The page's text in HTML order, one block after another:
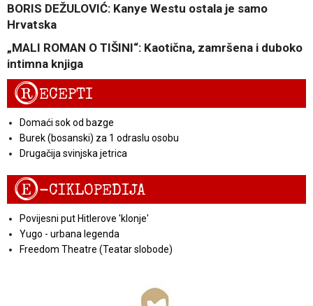
BORIS DEŽULOVIĆ: Kanye Westu ostala je samo
Hrvatska
„MALI ROMAN O TIŠINI“: Kaotična, zamršena i duboko
intimna knjiga
RECEPTI
Domaći sok od bazge
Burek (bosanski) za 1 odraslu osobu
Drugačija svinjska jetrica
E-CIKLOPEDIJA
Povijesni put Hitlerove 'klonje'
Yugo - urbana legenda
Freedom Theatre (Teatar slobode)